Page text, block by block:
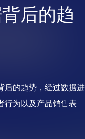
后的趋
后的趋势，经过数据进
行为以及产品销售表